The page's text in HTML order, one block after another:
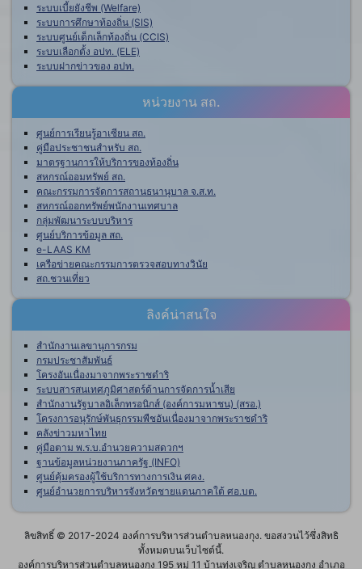
ระบบเบี้ยยังชีพ (Welfare)
ระบบการศึกษาท้องถิ่น (SIS)
ระบบศูนย์เด็กเล็กท้องถิ่น (CCIS)
ระบบเลือกตั้ง อปท. (ELE)
ระบบฝากข่าวของ อปท.
หน่วยงาน สถ.
ศูนย์การเรียนรู้อาเซียน สถ.
คู่มือประชาชนสำหรับ สถ.
มาตรฐานการให้บริการของท้องถิ่น
สหกรณ์ออมทรัพย์ สถ.
คณะกรรมการจัดการสถานธนานุบาล จ.ส.ท.
สหกรณ์ออกทรัพย์พนักงานเทศบาล
กลุ่มพัฒนาระบบบริหาร
ศูนย์บริการข้อมูล สถ.
e-LAAS KM
เครือข่ายคณะกรรมการตรวจสอบทางวินัย
สถ.ชวนเที่ยว
ลิงค์น่าสนใจ
สำนักงานเลขานุการกรม
กรมประชาสัมพันธ์
โครงอันเนื่องมาจากพระราชดำริ
ระบบสารสนเทศภูมิศาสตร์ด้านการจัดการน้ำเสีย
สำนักงานรัฐบาลอิเล็กทรอนิกส์ (องค์การมหาชน) (สรอ.)
โครงการอนุรักษ์พันธุกรรมพืชอันเนื่องมาจากพระราชดำริ
คลังข่าวมหาไทย
คู่มือตาม พ.ร.บ.อำนวยความสดวกฯ
ฐานข้อมูลหน่วยงานภาครัฐ (INFO)
ศูนย์คุ้มครองผู้ใช้บริการทางการเงิน ศคง.
ศูนย์อำนวยการบริหารจังหวัดชายแดนภาคใต้ ศอ.บต.
ลิขสิทธิ์ © 2017-2024 องค์การบริหารส่วนตำบลหนองกุง. ขอสงวนไว้ซึ่งสิทธิ
ทั้งหมดบนเว็บไซต์นี้.
องค์การบริหารส่วนตำบลหนองกุง 195 หมู่ 11 บ้านทุ่งเจริญ ตำบลหนองกุง อำเภอ